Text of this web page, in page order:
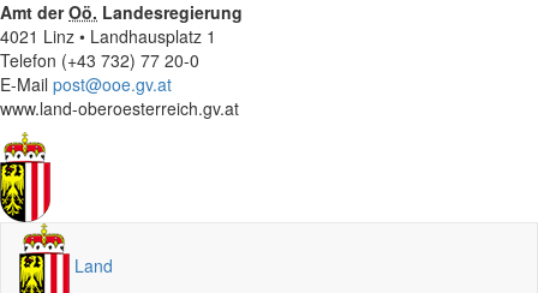
Amt derOö. Landesregierung
4021 Linz • Landhausplatz 1
Telefon (+43 732) 77 20-0
E-Mail post@ooe.gv.at
www.land-oberoesterreich.gv.at
Land